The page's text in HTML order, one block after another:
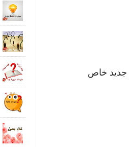
جديد خاص